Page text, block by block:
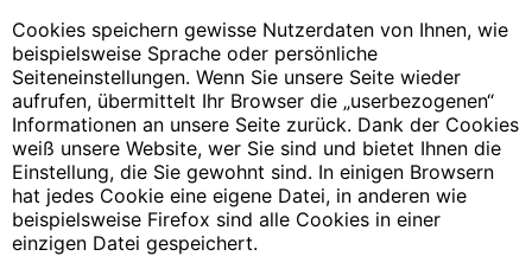
Cookies speichern gewisse Nutzerdaten von Ihnen, wie
beispielsweise Sprache oder persönliche
Seiteneinstellungen. Wenn Sie unsere Seite wieder
aufrufen, übermittelt Ihr Browser die „userbezogenen“
Informationen an unsere Seite zurück. Dank der Cookies
weiß unsere Website, wer Sie sind und bietet Ihnen die
Einstellung, die Sie gewohnt sind. In einigen Browsern
hat jedes Cookie eine eigene Datei, in anderen wie
beispielsweise Firefox sind alle Cookies in einer
einzigen Datei gespeichert.